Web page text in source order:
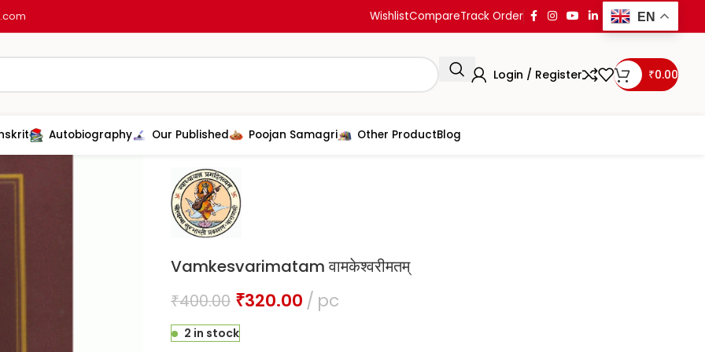
WishlistCompareTrack Order EN
Login / Register ₹0.00
Autobiography Our Published Poojan Samagri Other ProductBlog
Home Karmkand & Pooja Mantra,Tantra,Yantra Vamkesvarimatam वामकेश्वरीमतम्
Vamkesvarimatam वामकेश्वरीमतम्
₹400.00 ₹320.00 pc
2 in stock